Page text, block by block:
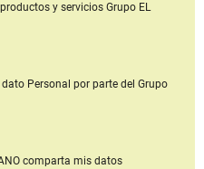
y serviciosGrupo EL
Personal por parte del Grupo
comparta mis datos